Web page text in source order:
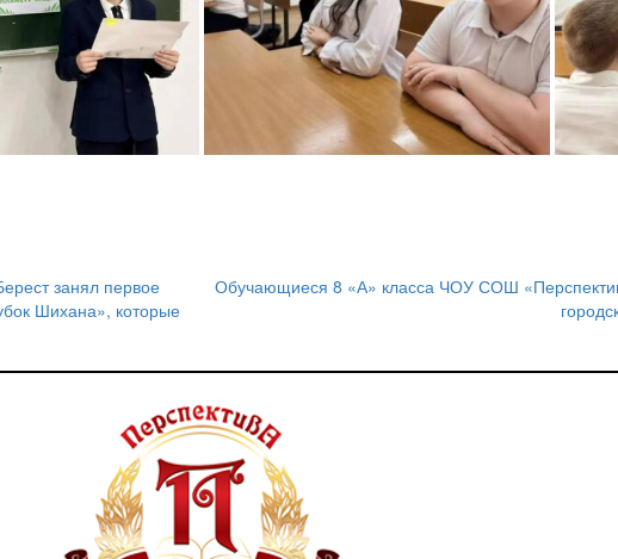
занял первое
Шихана», которые
Обучающиеся 8 «А» класса ЧОУ СОШ